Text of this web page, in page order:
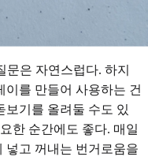
은 자연스럽다. 하지
이를 만들어 사용하는 건
보기를 올려둘 수도 있
한 순간에도 좋다. 매일
넣고 꺼내는 번거로움을